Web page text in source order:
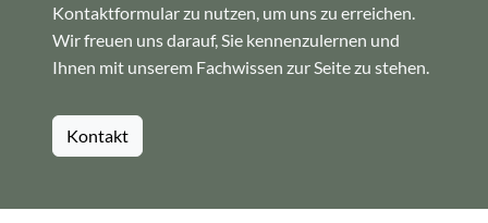
Kontaktformular zu nutzen, um uns zu erreichen.
Wir freuen uns darauf, Sie kennenzulernen und
Ihnen mit unserem Fachwissen zur Seite zu stehen.
Kontakt